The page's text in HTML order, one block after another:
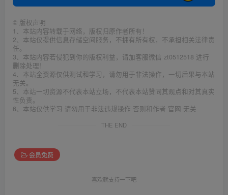
© 版权声明
1、本站内容转载于网络，版权归原作者所有！
2、本站仅提供信息存储空间服务，不拥有所有权，不承担相关法律责
任。
3、本站内容若侵犯到你的版权利益，请加客服微信 zt0512518 进行
删除处理！
4、本站全资源仅供测试和学习，请勿用于非法操作，一切后果与本站
无关。
5、本站一切资源不代表本站立场，不代表本站赞同其观点和对其真实
性负责。
6、本站仅供学习 请勿用于非法违规操作 否则和作者 官网 无关
THE END
会员免费
喜欢就支持一下吧